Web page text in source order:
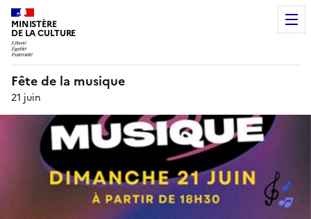
MINISTÈRE
DE LA CULTURE
Fête de la musique
21 juin